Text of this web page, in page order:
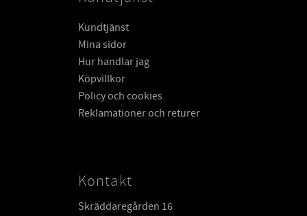
Kundtjänst
Mina sidor
Hur handlar jag
Köpvillkor
Policy och cookies
Reklamationer och returer
Kontakt
Skräddaregården 16